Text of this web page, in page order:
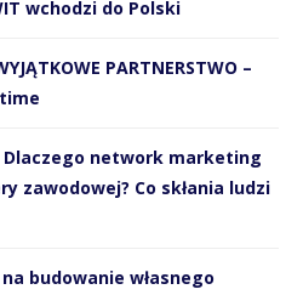
wchodzi do Polski
PARTNERSTWO –
Dlaczego network marketing
zawodowej? Co skłania ludzi
budowanie własnego